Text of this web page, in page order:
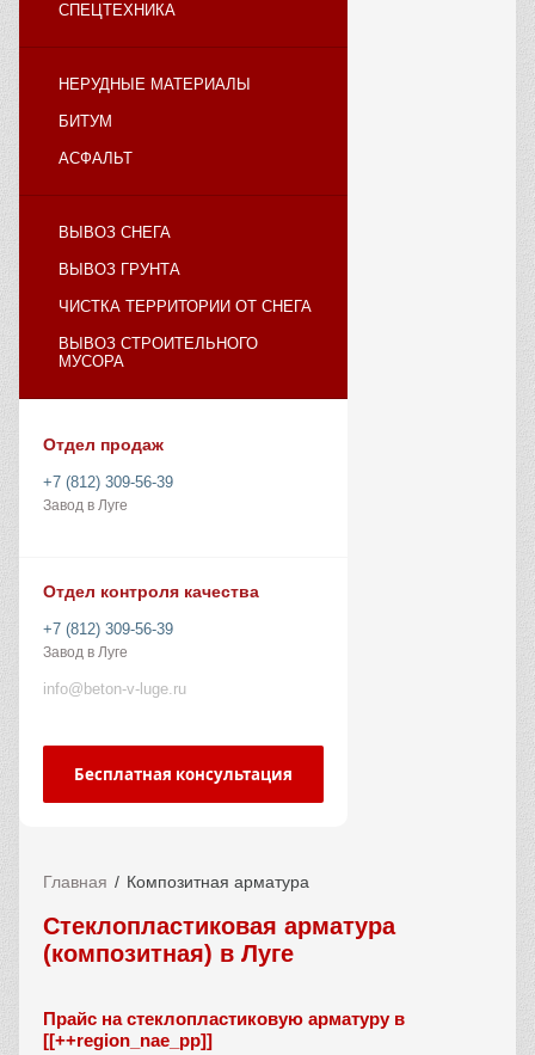
СПЕЦТЕХНИКА
НЕРУДНЫЕ МАТЕРИАЛЫ
БИТУМ
АСФАЛЬТ
ВЫВОЗ СНЕГА
ВЫВОЗ ГРУНТА
ЧИСТКА ТЕРРИТОРИИ ОТ СНЕГА
ВЫВОЗ СТРОИТЕЛЬНОГО
МУСОРА
Отдел продаж
+7 (812) 309-56-39
Завод в Луге
Отдел контроля качества
+7 (812) 309-56-39
Завод в Луге
info@beton-v-luge.ru
Бесплатная консультация
Главная Композитная арматура
Стеклопластиковая арматура
(композитная) в Луге
Прайс на стеклопластиковую арматуру в
[[++region_nae_pp]]